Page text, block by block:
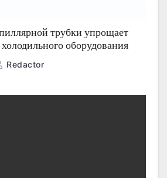
трубки упрощает
оборудования
Redactor